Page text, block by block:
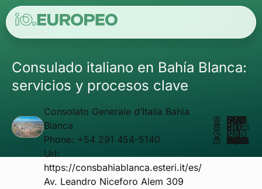
Consulado italiano en Bahía Blanca:
servicios y procesos clave
Consolato Generale d’Italia Bahia
Blanca
Phone: +54 291 454-5140
Url:
https://consbahiablanca.esteri.it/es/
Av. Leandro Niceforo Alem 309
ESCRITO POR
MATHEUS REIS
ENERO 8, 2025
2:30 PM
ACTUALIZADO EN NOVIEMBRE 17, 2025